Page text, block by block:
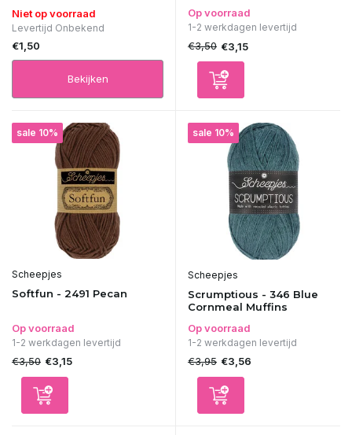
Niet op voorraad
Levertijd Onbekend
€1,50
Bekijken
Op voorraad
1-2 werkdagen levertijd
€3,50 €3,15
sale 10%
Scheepjes
Softfun - 2491 Pecan
Op voorraad
1-2 werkdagen levertijd
€3,50 €3,15
sale 10%
Scheepjes
Scrumptious - 346 Blue
Cornmeal Muffins
Op voorraad
1-2 werkdagen levertijd
€3,95 €3,56